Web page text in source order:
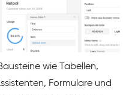
wie Tabellen,
Formulare und